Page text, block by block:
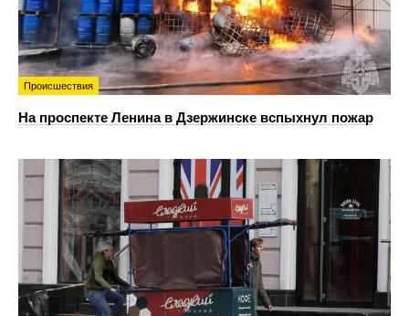
Происшествия
На проспекте Ленина в Дзержинске вспыхнул пожар